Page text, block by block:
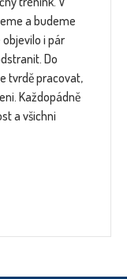
a budeme
i pár
Do
tvrdě pracovat,
Každopádně
a všichni